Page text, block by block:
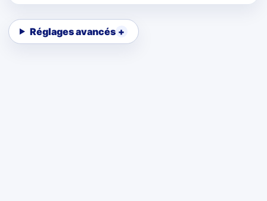
Réglages avancés